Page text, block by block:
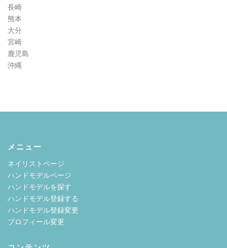
長崎
熊本
大分
宮崎
鹿児島
沖縄
メニュー
ネイリストページ
ハンドモデルページ
ハンドモデルを探す
ハンドモデル登録する
ハンドモデル登録変更
プロフィール変更